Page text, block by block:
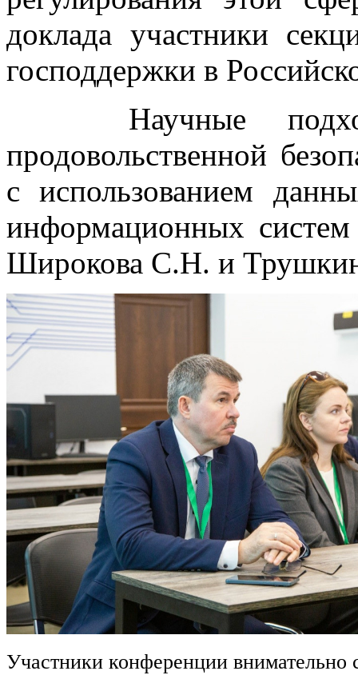
доклада участники
господдержки в
Научные
продовольственной
с использованием
информационных
Широкова С.Н. и
Участники конференции